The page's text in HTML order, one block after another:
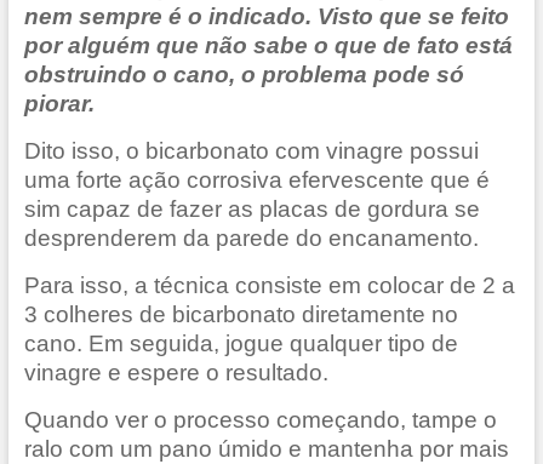
nem sempre é o indicado. Visto que se feito
por alguém que não sabe o que de fato está
obstruindo o cano, o problema pode só
piorar.
Dito isso, o bicarbonato com vinagre possui
uma forte ação corrosiva efervescente que é
sim capaz de fazer as placas de gordura se
desprenderem da parede do encanamento.
Para isso, a técnica consiste em colocar de 2 a
3 colheres de bicarbonato diretamente no
cano. Em seguida, jogue qualquer tipo de
vinagre e espere o resultado.
Quando ver o processo começando, tampe o
ralo com um pano úmido e mantenha por mais